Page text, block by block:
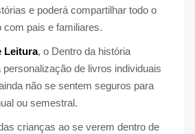
e poderá compartilhar todo o
com pais e familiares.
Leitura, o Dentro da história
de livros individuais
não se sentem seguros para
ou semestral.
crianças ao se verem dentro de